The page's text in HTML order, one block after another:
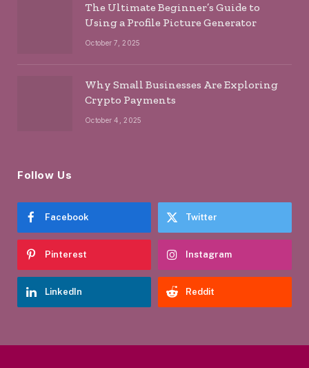
The Ultimate Beginner’s Guide to
Using a Profile Picture Generator
October 7, 2025
Why Small Businesses Are Exploring
Crypto Payments
October 4, 2025
Follow Us
Facebook Twitter
Pinterest Instagram
LinkedIn Reddit